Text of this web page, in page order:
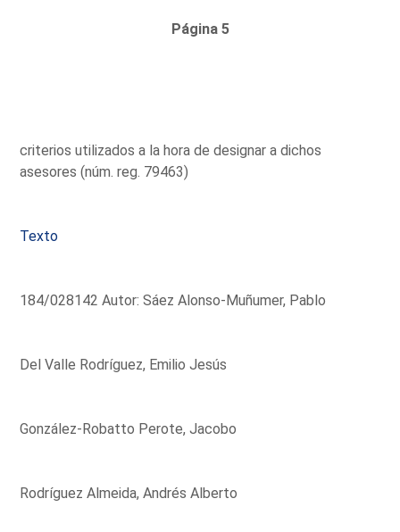
Página 5
criterios utilizados a la hora de designar a dichos
asesores (núm. reg. 79463)
Texto
184/028142 Autor: Sáez Alonso-Muñumer, Pablo
Del Valle Rodríguez, Emilio Jesús
González-Robatto Perote, Jacobo
Rodríguez Almeida, Andrés Alberto